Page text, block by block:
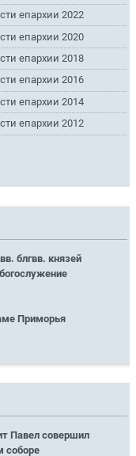
епархии 2022
епархии 2020
епархии 2018
епархии 2016
епархии 2014
епархии 2012
блгвв. князей
Приморья
Павел совершил
соборе